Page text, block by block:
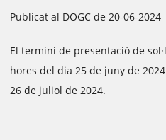
Publicat al DOGC de 20-06-2024
El termini de presentació de
hores del dia 25 de juny de
26 de juliol de 2024.